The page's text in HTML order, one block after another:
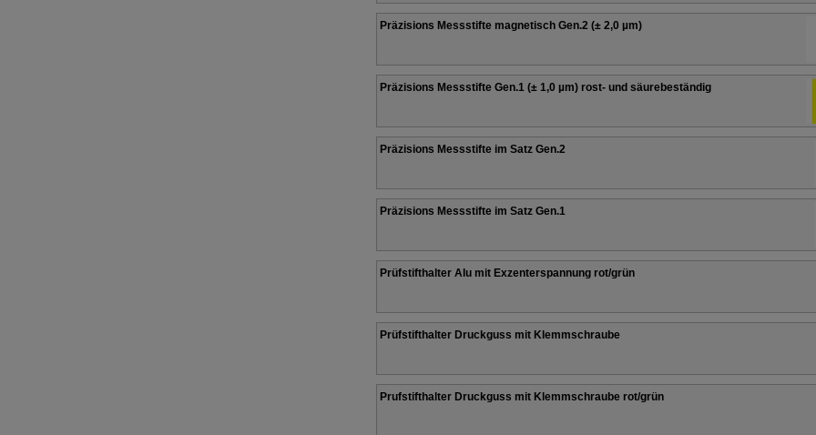
Präzisions Messstifte magnetisch Gen.2 (± 2,0 µm)
Präzisions Messstifte Gen.1 (± 1,0 µm) rost- und säurebeständig
Präzisions Messstifte im Satz Gen.2
Präzisions Messstifte im Satz Gen.1
Prüfstifthalter Alu mit Exzenterspannung rot/grün
Prüfstifthalter Druckguss mit Klemmschraube
Prufstifthalter Druckguss mit Klemmschraube rot/grün